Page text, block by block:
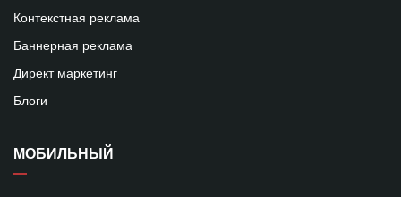
Контекстная реклама
Баннерная реклама
Директ маркетинг
Блоги
МОБИЛЬНЫЙ